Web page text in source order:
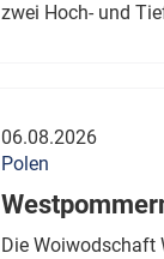
zwei Hoch- und
06.08.2026
Polen
Die Woiwodschaft